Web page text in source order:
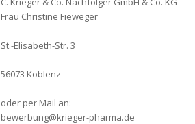
Frau Christine Fieweger
St.-Elisabeth-Str. 3
56073 Koblenz
oder per Mail an:
bewerbung@krieger-pharma.de